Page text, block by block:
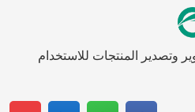
وتصدير المنتجات للاستخدام